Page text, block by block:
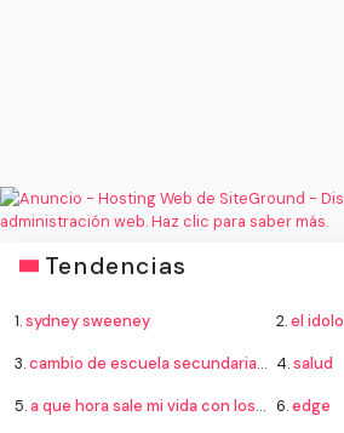
Tendencias
1.sydney sweeney 2.el idolo
3.cambio de escuela secundaria 2026 4.salud
5.a que hora sale mi vida con los chicos walter 3 6.edge